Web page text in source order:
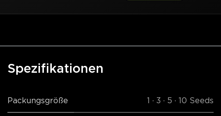
Spezifikationen
Packungsgröße 1 · 3 · 5 · 10 Seeds